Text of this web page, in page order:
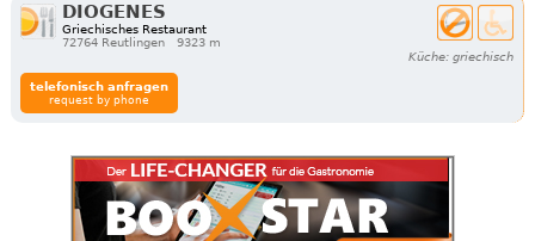
DIOGENES
Griechisches Restaurant
72764 Reutlingen
9323 m
Küche: griechisch
telefonisch anfragen
request by phone